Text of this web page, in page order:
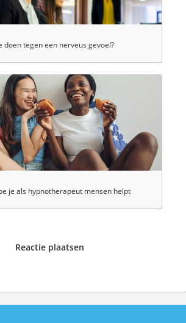
doen tegen een nerveus gevoel?
je als hypnotherapeut mensen helpt
Reactie plaatsen